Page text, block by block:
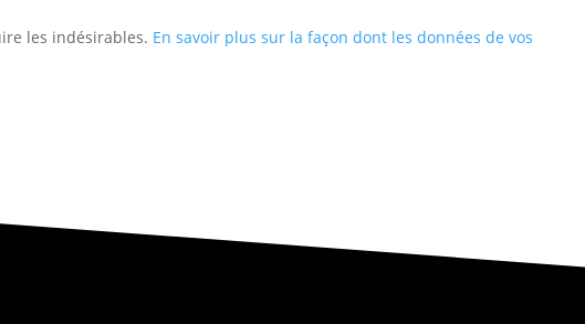
les indésirables. En savoir plus sur la façon dont les données de vos